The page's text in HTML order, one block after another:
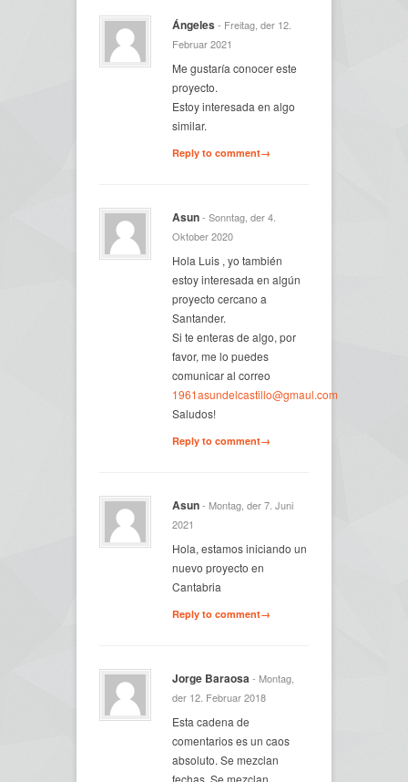
Ángeles - Freitag, der 12.
Februar 2021
Me gustaría conocer este
proyecto.
Estoy interesada en algo
similar.
Reply to comment→
Asun- Sonntag, der 4.
Oktober 2020
Hola Luis , yo también
estoy interesada en algún
proyecto cercano a
Santander.
Si te enteras de algo, por
favor, me lo puedes
comunicar al correo
1961asundelcastillo@gmaul.com
Saludos!
Reply to comment→
Asun- Montag, der 7. Juni
2021
Hola, estamos iniciando un
nuevo proyecto en
Cantabria
Reply to comment→
Jorge Baraosa- Montag,
der 12. Februar 2018
Esta cadena de
comentarios es un caos
absoluto. Se mezclan
fechas. Se mezclan